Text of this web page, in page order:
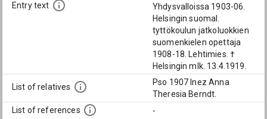
Entry text
Yhdysvalloissa 1903-06.
Helsingin suomal.
tyttökoulun jatkoluokkien
suomenkielen opettaja
1908-18. Lehtimies. †
Helsingin mlk. 13.4.1919.
List of relatives
Pso 1907 Inez Anna
Theresia Berndt.
List of references
-